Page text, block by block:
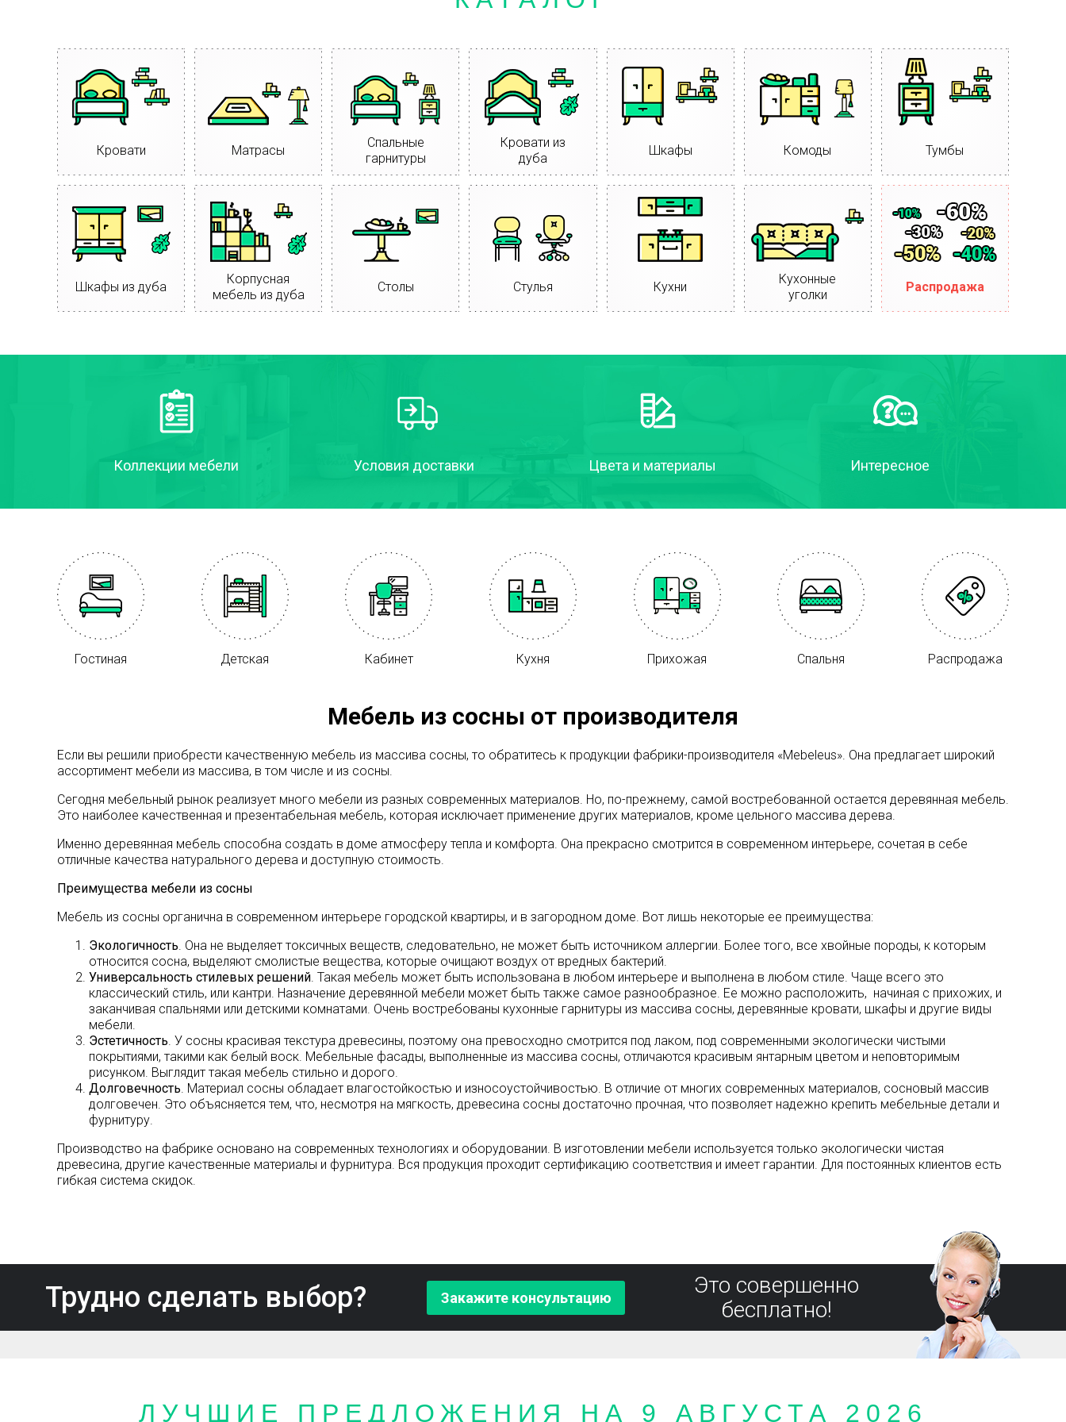
Кровати Матрасы
Спальные
гарнитуры
Кровати из
дуба
Шкафы Комоды Тумбы
Шкафы из дуба
Корпусная
мебель из дуба
Столы Стулья Кухни
Кухонные
уголки
Распродажа
Коллекции мебели Условия доставки Цвета и материалы Интересное
Гостиная Детская Кабинет Кухня Прихожая Спальня Распродажа
Мебель из сосны от производителя
Если вы решили приобрести качественную мебель из массива сосны, то обратитесь к продукции фабрики-производителя «Mebeleus». Она предлагает широкий
ассортимент мебели из массива, в том числе и из сосны.
Сегодня мебельный рынок реализует много мебели из разных современных материалов. Но, по-прежнему, самой востребованной остается деревянная мебель.
Это наиболее качественная и презентабельная мебель, которая исключает применение других материалов, кроме цельного массива дерева.
Именно деревянная мебель способна создать в доме атмосферу тепла и комфорта. Она прекрасно смотрится в современном интерьере, сочетая в себе
отличные качества натурального дерева и доступную стоимость.
Преимущества мебели из сосны
Мебель из сосны органична в современном интерьере городской квартиры, и в загородном доме. Вот лишь некоторые ее преимущества:
Экологичность. Она не выделяет токсичных веществ, следовательно, не может быть источником аллергии. Более того, все хвойные породы, к которым
относится сосна, выделяют смолистые вещества, которые очищают воздух от вредных бактерий.
Универсальность стилевых решений. Такая мебель может быть использована в любом интерьере и выполнена в любом стиле. Чаще всего это
классический стиль, или кантри. Назначение деревянной мебели может быть также самое разнообразное. Ее можно расположить, начиная с прихожих, и
заканчивая спальнями или детскими комнатами. Очень востребованы кухонные гарнитуры из массива сосны, деревянные кровати, шкафы и другие виды
мебели.
Эстетичность. У сосны красивая текстура древесины, поэтому она превосходно смотрится под лаком, под современными экологически чистыми
покрытиями, такими как белый воск. Мебельные фасады, выполненные из массива сосны, отличаются красивым янтарным цветом и неповторимым
рисунком. Выглядит такая мебель стильно и дорого.
Долговечность. Материал сосны обладает влагостойкостью и износоустойчивостью. В отличие от многих современных материалов, сосновый массив
долговечен. Это объясняется тем, что, несмотря на мягкость, древесина сосны достаточно прочная, что позволяет надежно крепить мебельные детали и
фурнитуру.
Производство на фабрике основано на современных технологиях и оборудовании. В изготовлении мебели используется только экологически чистая
древесина, другие качественные материалы и фурнитура. Вся продукция проходит сертификацию соответствия и имеет гарантии. Для постоянных клиентов есть
гибкая система скидок.
Трудно сделать выбор? Закажите консультацию
Это совершенно
бесплатно!
ЛУЧШИЕ ПРЕДЛОЖЕНИЯ НА 9 АВГУСТА 2026